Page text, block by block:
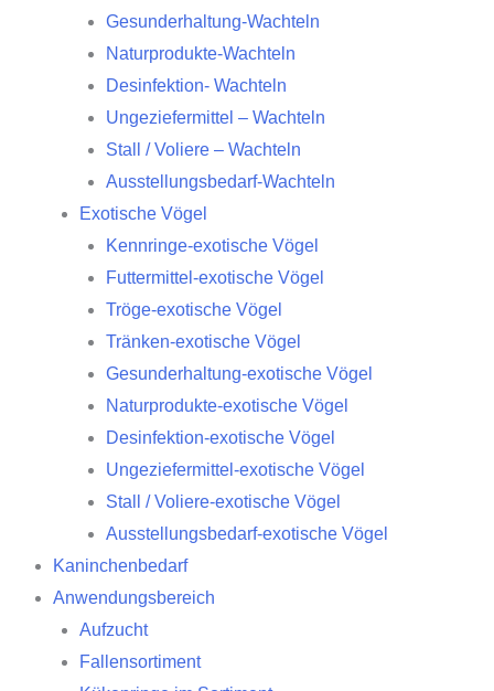
Gesunderhaltung-Wachteln
Naturprodukte-Wachteln
Desinfektion- Wachteln
Ungeziefermittel – Wachteln
Stall / Voliere – Wachteln
Ausstellungsbedarf-Wachteln
Exotische Vögel
Kennringe-exotische Vögel
Futtermittel-exotische Vögel
Tröge-exotische Vögel
Tränken-exotische Vögel
Gesunderhaltung-exotische Vögel
Naturprodukte-exotische Vögel
Desinfektion-exotische Vögel
Ungeziefermittel-exotische Vögel
Stall / Voliere-exotische Vögel
Ausstellungsbedarf-exotische Vögel
Kaninchenbedarf
Anwendungsbereich
Aufzucht
Fallensortiment